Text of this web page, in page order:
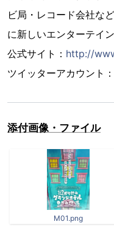
ビ局・レコード会社な
に新しいエンターテイ
公式サイト： http://
ツイッターアカウント
添付画像・ファイル
M01.png